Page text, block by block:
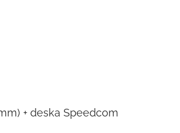
+ deska Speedcom